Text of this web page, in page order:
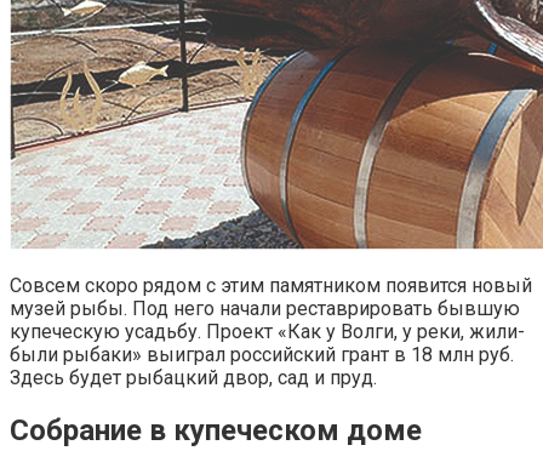
Совсем скоро рядом с этим памятником появится новый
музей рыбы. Под него начали реставрировать бывшую
купеческую усадьбу. Проект «Как у Волги, у реки, жили-
были рыбаки» выиграл российский грант в 18 млн руб.
Здесь будет рыбацкий двор, сад и пруд.
Собрание в купеческом доме